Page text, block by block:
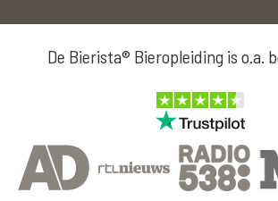
De Bierista® Bieropleiding is o.a.